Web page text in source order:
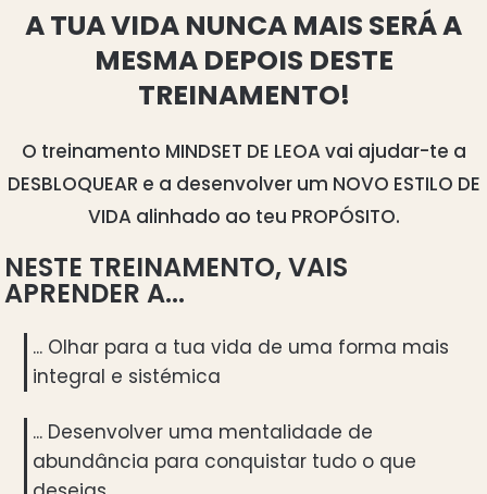
A TUA VIDA NUNCA MAIS SERÁ A
MESMA DEPOIS DESTE
TREINAMENTO!
O treinamento MINDSET DE LEOA vai ajudar-te a
DESBLOQUEAR e a desenvolver um NOVO ESTILO DE
VIDA alinhado ao teu PROPÓSITO.
NESTE TREINAMENTO, VAIS
APRENDER A...
... Olhar para a tua vida de uma forma mais
integral e sistémica
... Desenvolver uma mentalidade de
abundância para conquistar tudo o que